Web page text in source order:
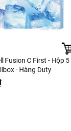
Fusion C First - Hộp 5
- Hàng Duty